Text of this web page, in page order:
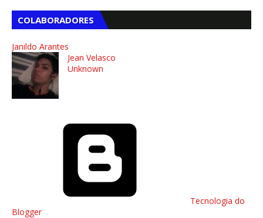
COLABORADORES
Janildo Arantes
Jean Velasco
Unknown
Tecnologia do
Blogger